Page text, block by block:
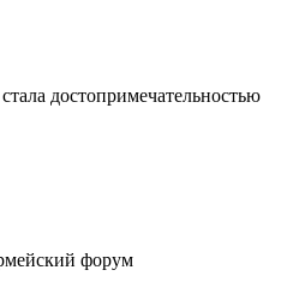
достопримечательностью
форум